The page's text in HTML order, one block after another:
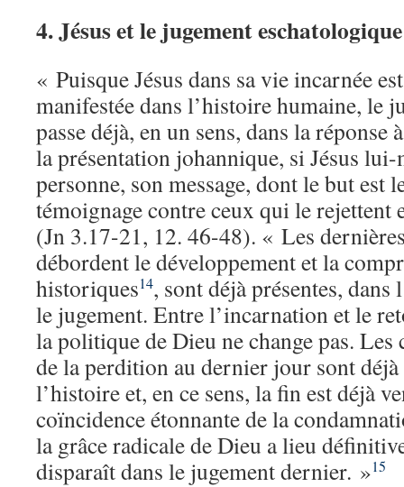
4. Jésus et le jugement eschatologique
« Puisque Jésus dans sa vie incarnée
manifestée dans l’histoire humaine, le
passe déjà, en un sens, dans la réponse
la présentation johannique, si Jésus lui-
personne, son message, dont le but est
témoignage contre ceux qui le rejettent
(Jn 3.17-21, 12. 46-48). « Les
débordent le développement et la
historiques14, sont déjà présentes,
le jugement. Entre l’incarnation et le
la politique de Dieu ne change pas.
de la perdition au dernier jour sont déjà
l’histoire et, en ce sens, la fin est déjà
coïncidence étonnante de la
la grâce radicale de Dieu a lieu
disparaît dans le jugement dernier. »15